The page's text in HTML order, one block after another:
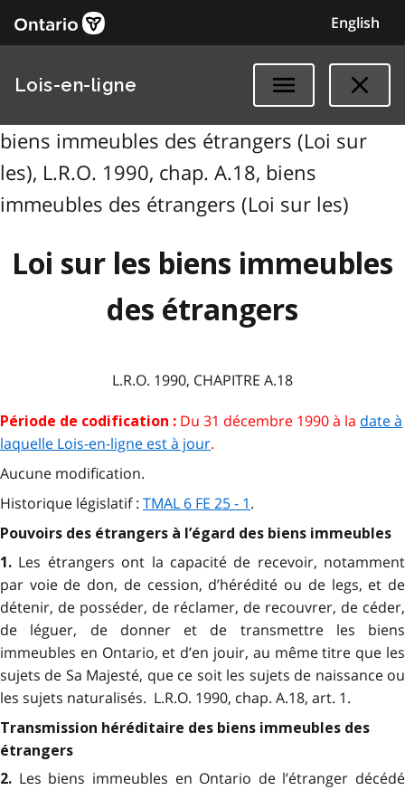
English
Lois-en-ligne
biens immeubles des étrangers (Loi sur
les), L.R.O. 1990, chap. A.18, biens
immeubles des étrangers (Loi sur les)
Loi sur les biens immeubles
des étrangers
L.R.O. 1990, CHAPITRE A.18
Période de codification : Du 31 décembre 1990 à la date à
laquelle Lois-en-ligne est à jour.
Aucune modification.
Historique législatif : TMAL 6 FE 25 - 1.
Pouvoirs des étrangers à l’égard des biens immeubles
1. Les étrangers ont la capacité de recevoir, notamment
par voie de don, de cession, d’hérédité ou de legs, et de
détenir, de posséder, de réclamer, de recouvrer, de céder,
de léguer, de donner et de transmettre les biens
immeubles en Ontario, et d’en jouir, au même titre que les
sujets de Sa Majesté, que ce soit les sujets de naissance ou
les sujets naturalisés. L.R.O. 1990, chap. A.18, art. 1.
Transmission héréditaire des biens immeubles des
étrangers
2. Les biens immeubles en Ontario de l’étranger décédé